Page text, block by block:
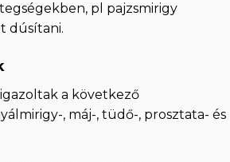
pl pajzsmirigy
dúsítani.
a következő
, máj-, tüdő-, prosztata- és